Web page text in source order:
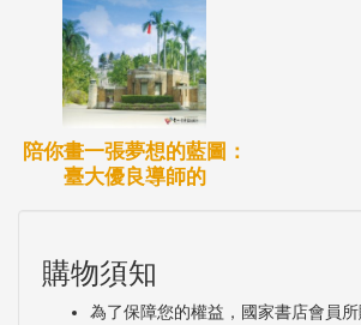
陪你畫一張夢想的藍圖：
臺大優良導師的
購物須知
為了保障您的權益，國家書店會員